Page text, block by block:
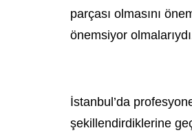
parçası olmasını
önemsiyor
İstanbul’da
şekillendirdiklerine